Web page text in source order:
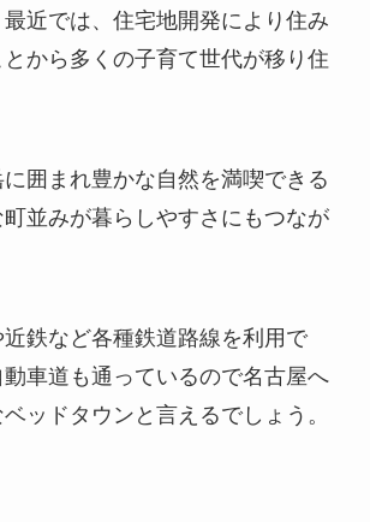
近では、住宅地開発により住み
から多くの子育て世代が移り住
囲まれ豊かな自然を満喫できる
並みが暮らしやすさにもつなが
鉄など各種鉄道路線を利用で
車道も通っているので名古屋へ
ッドタウンと言えるでしょう。